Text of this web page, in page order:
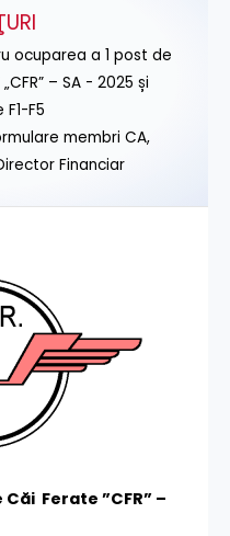
ocuparea a 1 post de
– SA - 2025 și
F5
membri CA,
Financiar
Ferate ”CFR” –